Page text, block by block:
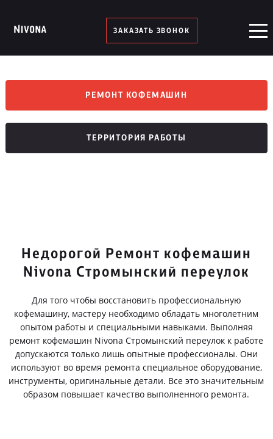
ЗАКАЗАТЬ ЗВОНОК
РЕМОНТ КОФЕМАШИН
ТЕРРИТОРИЯ РАБОТЫ
Недорогой Ремонт кофемашин
Nivona Стромынский переулок
Для того чтобы восстановить профессиональную
кофемашину, мастеру необходимо обладать многолетним
опытом работы и специальными навыками. Выполняя
ремонт кофемашин Nivona Стромынский переулок к работе
допускаются только лишь опытные профессионалы. Они
используют во время ремонта специальное оборудование,
инструменты, оригинальные детали. Все это значительным
образом повышает качество выполненного ремонта.